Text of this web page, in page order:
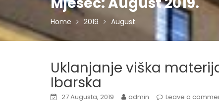
Home 2019 August
Uklanjanje viška
Ibarska
27 Augusta, 2019 admin Leave a